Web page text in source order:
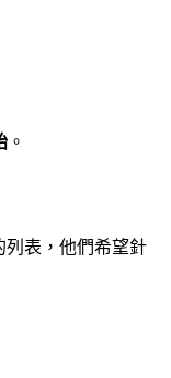
。
列表，他們希望針